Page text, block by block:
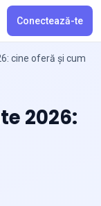
Conectează-te
cine oferă și cum
2026: